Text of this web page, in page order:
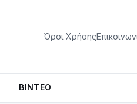
Όροι Χρήσης
ΒΊΝΤΕΟ